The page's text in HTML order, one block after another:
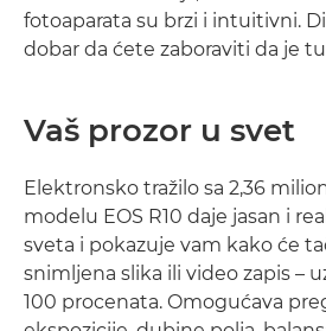
fotoaparata su brzi i intuitivni.
dobar da ćete zaboraviti da je
Vaš prozor u svet
Elektronsko tražilo sa 2,36
modelu EOS R10 daje jasan i
sveta i pokazuje vam kako će
snimljena slika ili video zapis –
100 procenata. Omogućava